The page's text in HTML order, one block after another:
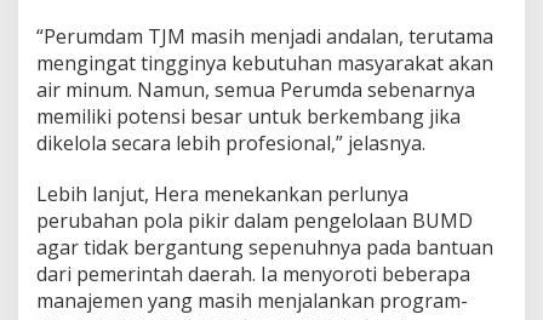
a
k
s
m
a
“Perumdam TJM masih menjadi andalan, terutama
mengingat tingginya kebutuhan masyarakat akan
air minum. Namun, semua Perumda sebenarnya
memiliki potensi besar untuk berkembang jika
dikelola secara lebih profesional,” jelasnya.
Lebih lanjut, Hera menekankan perlunya
perubahan pola pikir dalam pengelolaan BUMD
agar tidak bergantung sepenuhnya pada bantuan
dari pemerintah daerah. Ia menyoroti beberapa
manajemen yang masih menjalankan program-